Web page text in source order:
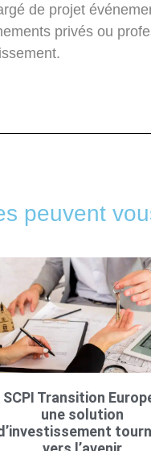
de projet
privés ou
peuvent
SCPI Transition
une solution